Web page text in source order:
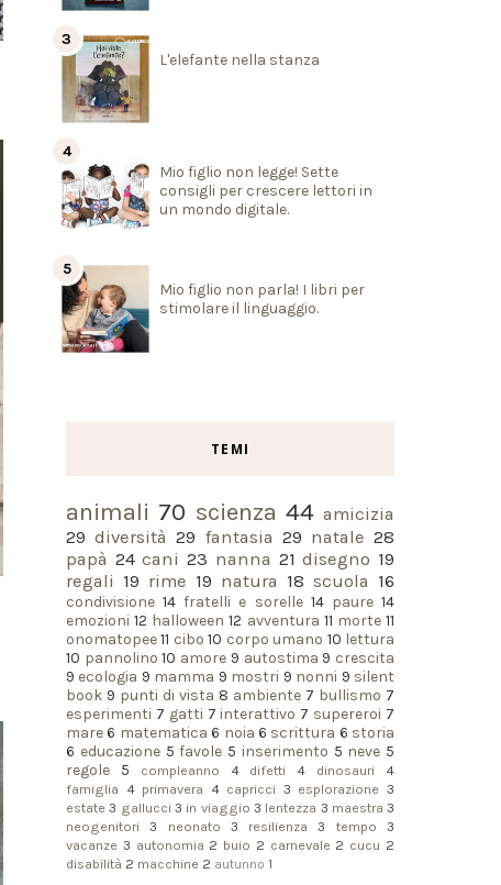
L'elefante nella stanza
Mio figlio non legge! Sette
consigli per crescere lettori in
un mondo digitale.
Mio figlio non parla! I libri per
stimolare il linguaggio.
TEMI
animali 70 scienza 44 amicizia
29 diversità 29 fantasia 29 natale 28
papà 24 cani 23 nanna 21 disegno 19
regali 19 rime 19 natura 18 scuola 16
condivisione 14 fratelli e sorelle 14 paure 14
emozioni 12 halloween 12 avventura 11 morte 11
onomatopee 11 cibo 10 corpo umano 10 lettura
10 pannolino 10 amore 9 autostima 9 crescita
9 ecologia 9 mamma 9 mostri 9 nonni 9 silent
book 9 punti di vista 8 ambiente 7 bullismo 7
esperimenti 7 gatti 7 interattivo 7 supereroi 7
mare6 matematica 6 noia 6 scrittura 6 storia
6 educazione 5 favole 5 inserimento 5 neve 5
regole
5 compleanno 4 difetti 4 dinosauri
4
famiglia 4 primavera 4 capricci 3 esplorazione 3
estate 3 gallucci 3 in viaggio 3 lentezza 3 maestra 3
neogenitori
3 neonato 3 resilienza 3 tempo
3
vacanze 3 autonomia 2 buio 2 carnevale 2 cucu 2
disabilità 2 macchine 2 autunno 1